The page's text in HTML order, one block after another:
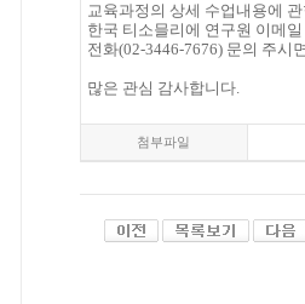
교육과정의 상세 수업내용에
한국 티소믈리에 연구원 이메일
전화(02-3446-7676) 문의 주시
많은 관심 감사합니다.
첨부파일